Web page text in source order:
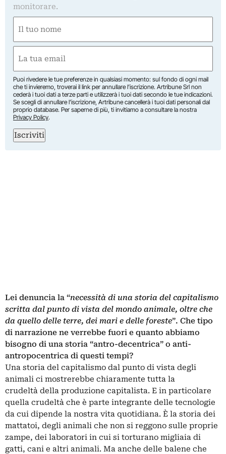
monitorare.
(Required)
First
(Required)
Puoi rivedere le tue preferenze in qualsiasi momento: sul fondo di ogni mail
che ti invieremo, troverai il link per annullare l’iscrizione. Artribune Srl non
cederà i tuoi dati a terze parti e utilizzerà i tuoi dati secondo le tue indicazioni.
Se scegli di annullare l’iscrizione, Artribune cancellerà i tuoi dati personali dal
proprio database. Per saperne di più, ti invitiamo a consultare la nostra
Privacy Policy.
Iscriviti
Lei denuncia la “necessità di una storia del capitalismo
scritta dal punto di vista del mondo animale, oltre che
da quello delle terre, dei mari e delle foreste”. Che tipo
di narrazione ne verrebbe fuori e quanto abbiamo
bisogno di una storia “antro-decentrica” o anti-
antropocentrica di questi tempi?
Una storia del capitalismo dal punto di vista degli
animali ci mostrerebbe chiaramente tutta la
crudeltà della produzione capitalista. E in particolare
quella crudeltà che è parte integrante delle tecnologie
da cui dipende la nostra vita quotidiana. È la storia dei
mattatoi, degli animali che non si reggono sulle proprie
zampe, dei laboratori in cui si torturano migliaia di
gatti, cani e altri animali. Ma anche delle balene che